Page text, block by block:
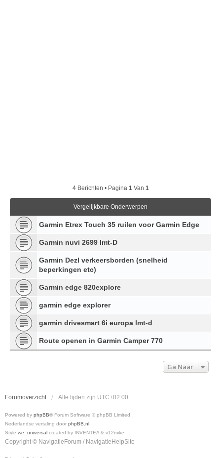
4 Berichten • Pagina 1Van 1
Vergelijkbare Onderwerpen
Garmin Etrex Touch 35 ruilen voor Garmin Edge
Garmin nuvi 2699 lmt-D
Garmin Dezl verkeersborden (snelheid
beperkingen etc)
Garmin edge 820explore
garmin edge explorer
garmin drivesmart 6i europa lmt-d
Route openen in Garmin Camper 770
Ga Naar
Forumoverzicht Alle tijden zijn UTC+02:00
Powered by phpBB® Forum Software © phpBB Limited
Nederlandse vertaling door phpBB.nl
Style we_universal created by INVENTEA & v12mike
Copyright © NavigatieForum / NavigatieHelpSite